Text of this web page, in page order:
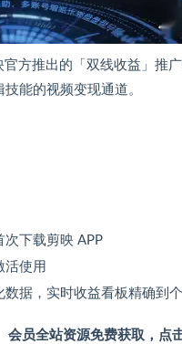
方推出的「双线收益」推
能的视频变现通道。
下载剪映 APP
活使用
据，实时收益看板精确到
会员全站资源免费获取，点